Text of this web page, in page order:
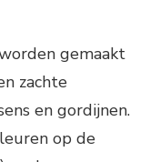
gemaakt
zachte
en gordijnen.
op de